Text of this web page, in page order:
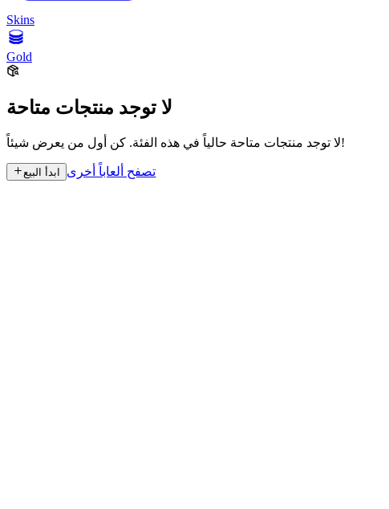
Skins
Gold
لا توجد منتجات متاحة
لا توجد منتجات متاحة حالياً في هذه الفئة. كن أول من يعرض شيئاً!
ابدأ البيع تصفح ألعاباً أخرى